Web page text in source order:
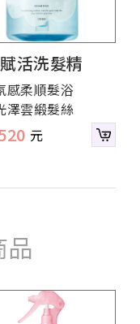
活洗髮精
感柔順髮浴
澤雲緞髮絲
品